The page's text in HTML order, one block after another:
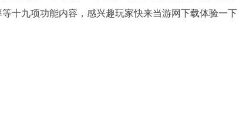
十九项功能内容，感兴趣玩家快来当游网下载体验一下